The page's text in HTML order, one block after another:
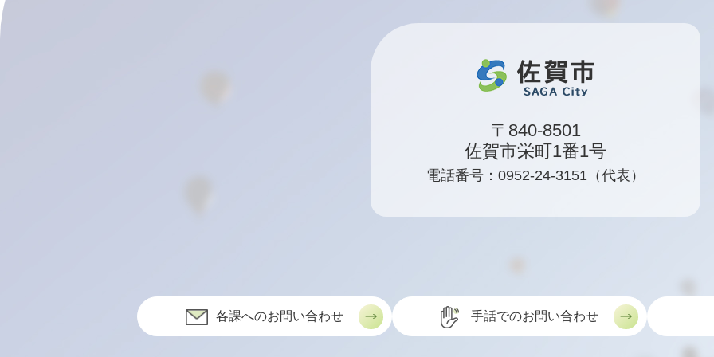
〒840-8501
佐賀市栄町1番1号
電話番号：0952-24-3151（代表）
各課へのお問い合わせ 手話でのお問い合わせ